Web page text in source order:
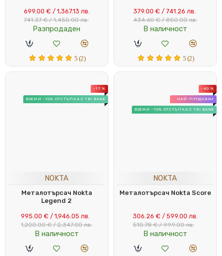
699.00 € / 1,367.13 лв.
741.37 € / 1,450.00 лв.
Разпродаден
5 (2)
379.00 € / 741.26 лв.
434.60 € / 850.00 лв.
В наличност
5 (2)
ВЗЕМИ -10% ОТСТЪПКА С TBI BANK
-17 %
NOKTA
Металотърсач Nokta
Legend 2
995.00 € / 1,946.05 лв.
1,200.00 € / 2,347.00 лв.
В наличност
НАЙ-ПРОДАВАН
ВЗЕМИ -10% ОТСТЪПКА С TBI BANK
-40 %
NOKTA
Металотърсач Nokta Score
306.26 € / 599.00 лв.
510.78 € / 999.00 лв.
В наличност